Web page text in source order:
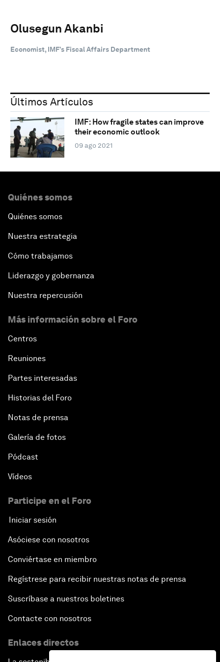
Olusegun Akanbi
Economist, IMF’s Fiscal Affairs Department
Últimos Artículos
IMF: How fragile states can improve
their economic outlook
09 ago 2021
Quiénes somos
Quiénes somos
Nuestra estrategia
Cómo trabajamos
Liderazgo y gobernanza
Nuestra repercusión
Más información sobre el Foro
Centros
Reuniones
Partes interesadas
Historias del Foro
Notas de prensa
Galería de fotos
Pódcast
Vídeos
Participe en el Foro
Iniciar sesión
Asóciese con nosotros
Conviértase en miembro
Regístrese para recibir nuestras notas de prensa
Suscríbase a nuestros boletines
Contacte con nosotros
Enlaces directos